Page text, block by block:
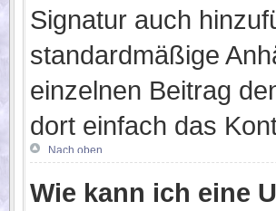
Signatur auch
standardmäßige
einzelnen Beitrag
dort einfach das
Nach oben
Wie kann ich eine